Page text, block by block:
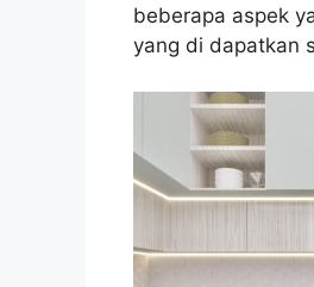
beberapa aspek
yang di dapatkan